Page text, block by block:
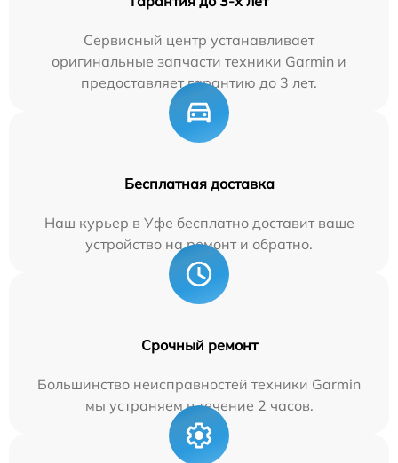
Сервисный центр устанавливает
оригинальные запчасти техники Garmin и
предоставляет гарантию до 3 лет.
Бесплатная доставка
Наш курьер в Уфе бесплатно доставит ваше
устройство на ремонт и обратно.
Срочный ремонт
Большинство неисправностей техники Garmin
мы устраняем в течение 2 часов.